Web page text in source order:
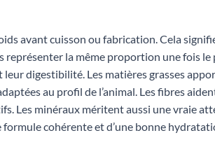
avant cuisson ou fabrication. Cela
représenter la même proportion une fois
digestibilité. Les matières grasses
au profil de l’animal. Les fibres
Les minéraux méritent aussi une vraie
formule cohérente et d’une bonne